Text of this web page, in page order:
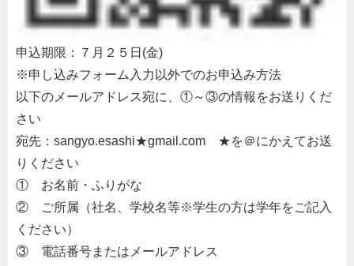
申込期限：７月２５日(金)
※申し込みフォーム入力以外でのお申込み方法
以下のメールアドレス宛に、①～③の情報をお送りくだ
さい
宛先：sangyo.esashi★gmail.com ★を＠にかえてお送
りください
①
お名前・ふりがな
②
ご所属（社名、学校名等※学生の方は学年をご記入
ください）
③
電話番号またはメールアドレス